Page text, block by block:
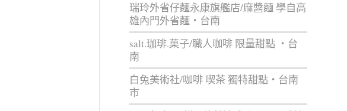
瑞玲外省仔麵永康旗艦店/麻醬麵 學自高
雄內門外省麵‧台南
salt.珈琲.菓子/職人咖啡 限量甜點 ‧台
南
白兔美術社/咖啡 喫茶 獨特甜點‧台南
市